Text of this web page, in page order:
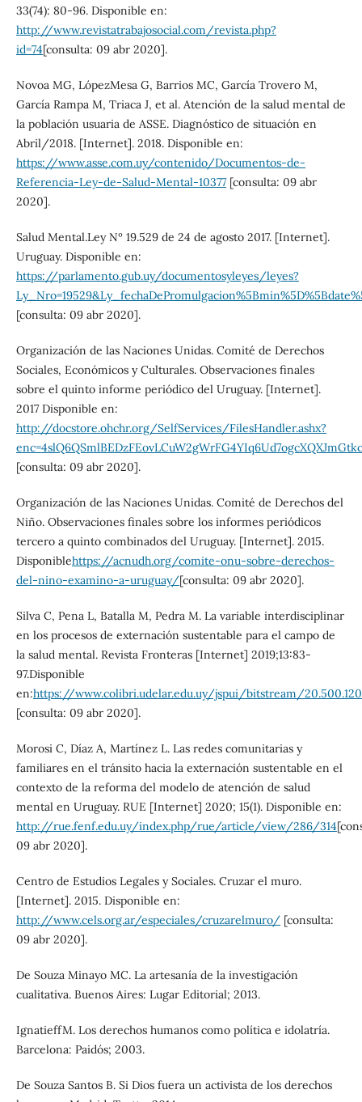
33(74): 80-96. Disponible en:
http://www.revistatrabajosocial.com/revista.php?
id=74[consulta: 09 abr 2020].
Novoa MG, LópezMesa G, Barrios MC, García Trovero M,
García Rampa M, Triaca J, et al. Atención de la salud mental de
la población usuaria de ASSE. Diagnóstico de situación en
Abril/2018. [Internet]. 2018. Disponible en:
https://www.asse.com.uy/contenido/Documentos-de-
Referencia-Ley-de-Salud-Mental-10377[consulta: 09 abr
2020].
Salud Mental.Ley Nº 19.529 de 24 de agosto 2017. [Internet].
Uruguay. Disponible en:
https://parlamento.gub.uy/documentosyleyes/leyes?
[consulta: 09 abr 2020].
Organización de las Naciones Unidas. Comité de Derechos
Sociales, Económicos y Culturales. Observaciones finales
sobre el quinto informe periódico del Uruguay. [Internet].
2017 Disponible en:
http://docstore.ohchr.org/SelfServices/FilesHandler.ashx?
[consulta: 09 abr 2020].
Organización de las Naciones Unidas. Comité de Derechos del
Niño. Observaciones finales sobre los informes periódicos
tercero a quinto combinados del Uruguay. [Internet]. 2015.
Disponiblehttps://acnudh.org/comite-onu-sobre-derechos-
del-nino-examino-a-uruguay/[consulta: 09 abr 2020].
Silva C, Pena L, Batalla M, Pedra M. La variable interdisciplinar
en los procesos de externación sustentable para el campo de
la salud mental. Revista Fronteras [Internet] 2019;13:83-
97.Disponible
en:https://www.colibri.udelar.edu.uy/jspui/bitstream/
[consulta: 09 abr 2020].
Morosi C, Díaz A, Martínez L. Las redes comunitarias y
familiares en el tránsito hacia la externación sustentable en el
contexto de la reforma del modelo de atención de salud
mental en Uruguay. RUE [Internet] 2020; 15(1). Disponible en:
http://rue.fenf.edu.uy/index.php/rue/article/view/286/314
09 abr 2020].
Centro de Estudios Legales y Sociales. Cruzar el muro.
[Internet]. 2015. Disponible en:
http://www.cels.org.ar/especiales/cruzarelmuro/[consulta:
09 abr 2020].
De Souza Minayo MC. La artesanía de la investigación
cualitativa. Buenos Aires: Lugar Editorial; 2013.
IgnatieffM. Los derechos humanos como política e idolatría.
Barcelona: Paidós; 2003.
De Souza Santos B. Si Dios fuera un activista de los derechos